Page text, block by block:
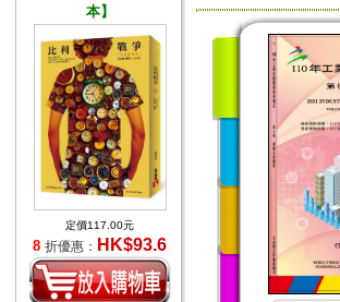
本】
定價117.00元
8折優惠： HK$93.6